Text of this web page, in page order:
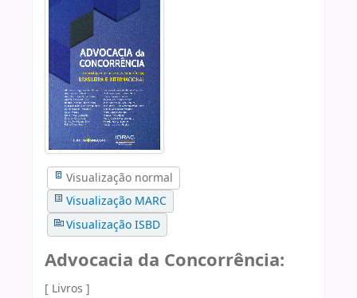
Visualização normal
Visualização MARC
Visualização ISBD
Advocacia da Concorrência:
[ Livros ]